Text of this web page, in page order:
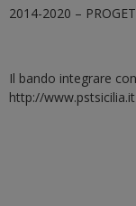
2014-2020 –
Il bando integrare
http://